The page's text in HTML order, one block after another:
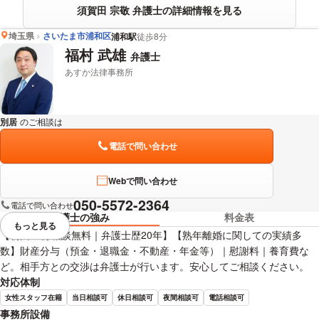
須賀田 宗敬 弁護士の詳細情報を見る
埼玉県 さいたま市浦和区浦和駅徒歩8分
福村 武雄 弁護士
あすか法律事務所
別居 のご相談は
電話で問い合わせ
Webで問い合わせ
電話で問い合わせ050-5572-2364
弁護士の強み
料金表
【初回60分相談無料｜弁護士歴20年】【熟年離婚に関しての実績多
数】財産分与（預金・退職金・不動産・年金等）｜慰謝料｜養育費な
ど。相手方との交渉は弁護士が行います。安心してご相談ください。
対応体制
女性スタッフ在籍 当日相談可 休日相談可 夜間相談可 電話相談可
事務所設備
視覚的に省略されている要素を
もっと見る